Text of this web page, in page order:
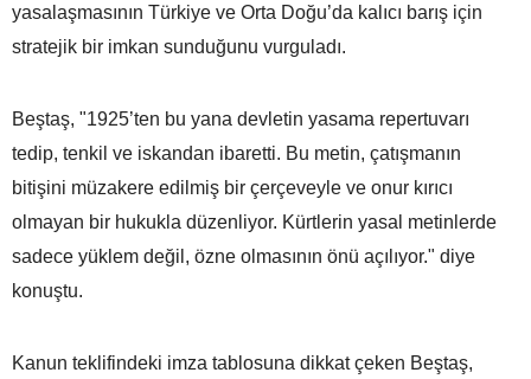
yasalaşmasının Türkiye ve Orta Doğu’da kalıcı barış için
stratejik bir imkan sunduğunu vurguladı.
Beştaş, "1925’ten bu yana devletin yasama repertuvarı
tedip, tenkil ve iskandan ibaretti. Bu metin, çatışmanın
bitişini müzakere edilmiş bir çerçeveyle ve onur kırıcı
olmayan bir hukukla düzenliyor. Kürtlerin yasal metinlerde
sadece yüklem değil, özne olmasının önü açılıyor." diye
konuştu.
Kanun teklifindeki imza tablosuna dikkat çeken Beştaş,